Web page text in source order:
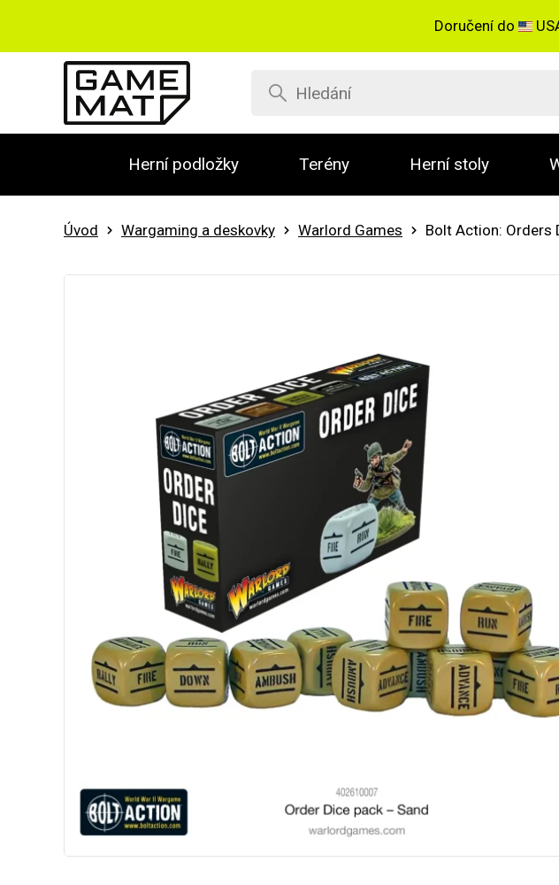
Doručení do
Herní podložky Terény Herní stoly
Úvod Wargaming a deskovky Warlord Games Bolt Action: Orders